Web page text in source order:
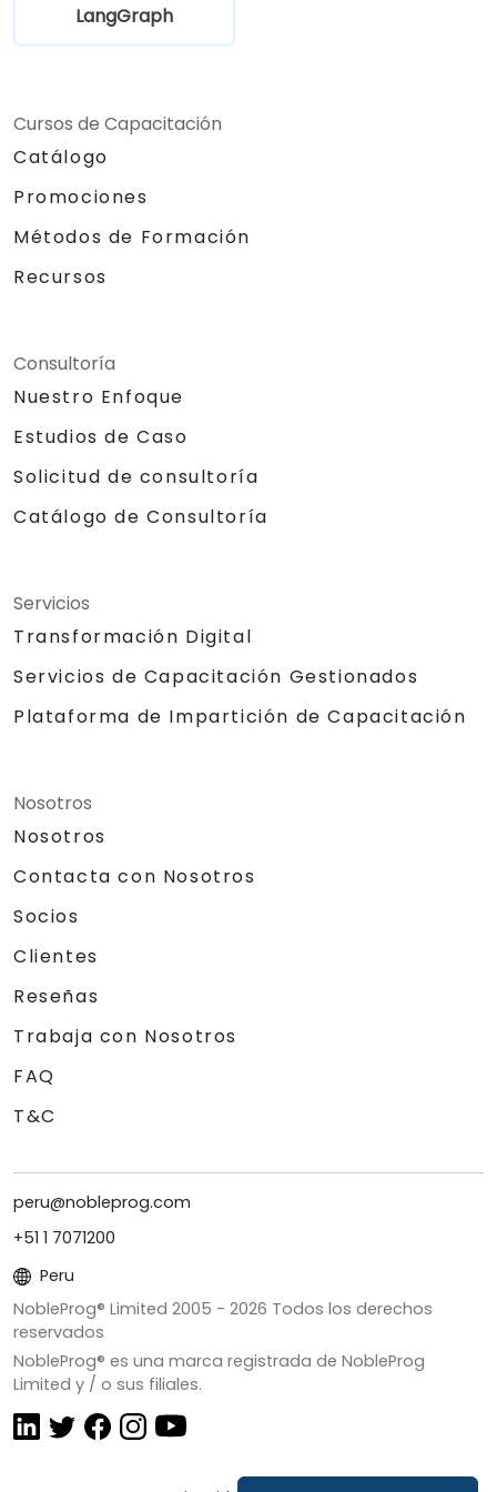
LangGraph
Cursos de Capacitación
Catálogo
Promociones
Métodos de Formación
Recursos
Consultoría
Nuestro Enfoque
Estudios de Caso
Solicitud de consultoría
Catálogo de Consultoría
Servicios
Transformación Digital
Servicios de Capacitación Gestionados
Plataforma de Impartición de Capacitación
Nosotros
Nosotros
Contacta con Nosotros
Socios
Clientes
Reseñas
Trabaja con Nosotros
FAQ
T&C
peru@nobleprog.com
+51 1 7071200
Peru
NobleProg® Limited 2005 - 2026 Todos los derechos
reservados
NobleProg® es una marca registrada de NobleProg
Limited y / o sus filiales.